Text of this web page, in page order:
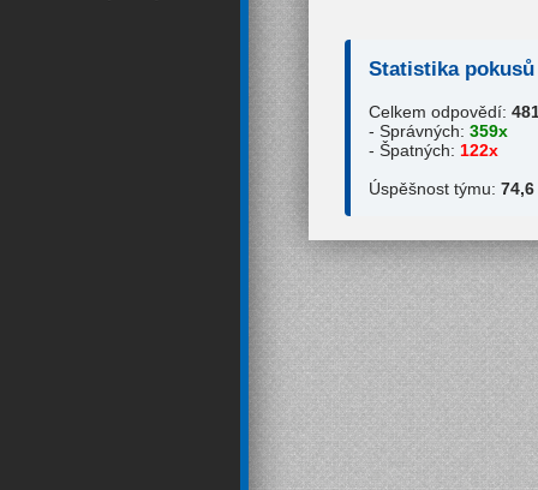
Statistika pokusů
Celkem odpovědí:
- Správných: 359x
- Špatných: 122x
Úspěšnost týmu: 74,6